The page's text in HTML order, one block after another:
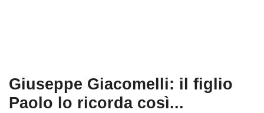
Giuseppe Giacomelli: il figlio
Paolo lo ricorda così...